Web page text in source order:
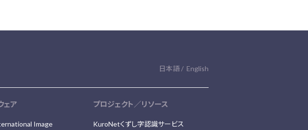
日本語 English
ェア
Image
プロジェクト／リソース
KuroNetくずし字認識サービス